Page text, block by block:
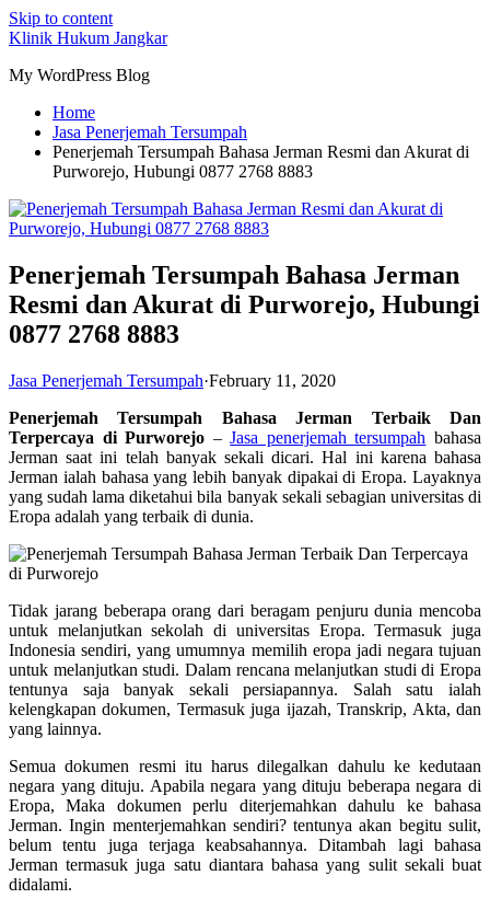
Skip to content
Klinik Hukum Jangkar
My WordPress Blog
Home
Jasa Penerjemah Tersumpah
Penerjemah Tersumpah Bahasa Jerman Resmi dan Akurat di
Purworejo, Hubungi 0877 2768 8883
Penerjemah Tersumpah Bahasa Jerman
Resmi dan Akurat di Purworejo, Hubungi
0877 2768 8883
Jasa Penerjemah Tersumpah·February 11, 2020
Penerjemah Tersumpah Bahasa Jerman Terbaik Dan
Terpercaya di Purworejo –Jasa penerjemah tersumpah bahasa
Jerman saat ini telah banyak sekali dicari. Hal ini karena bahasa
Jerman ialah bahasa yang lebih banyak dipakai di Eropa. Layaknya
yang sudah lama diketahui bila banyak sekali sebagian universitas di
Eropa adalah yang terbaik di dunia.
Tidak jarang beberapa orang dari beragam penjuru dunia mencoba
untuk melanjutkan sekolah di universitas Eropa. Termasuk juga
Indonesia sendiri, yang umumnya memilih eropa jadi negara tujuan
untuk melanjutkan studi. Dalam rencana melanjutkan studi di Eropa
tentunya saja banyak sekali persiapannya. Salah satu ialah
kelengkapan dokumen, Termasuk juga ijazah, Transkrip, Akta, dan
yang lainnya.
Semua dokumen resmi itu harus dilegalkan dahulu ke kedutaan
negara yang dituju. Apabila negara yang dituju beberapa negara di
Eropa, Maka dokumen perlu diterjemahkan dahulu ke bahasa
Jerman. Ingin menterjemahkan sendiri? tentunya akan begitu sulit,
belum tentu juga terjaga keabsahannya. Ditambah lagi bahasa
Jerman termasuk juga satu diantara bahasa yang sulit sekali buat
didalami.